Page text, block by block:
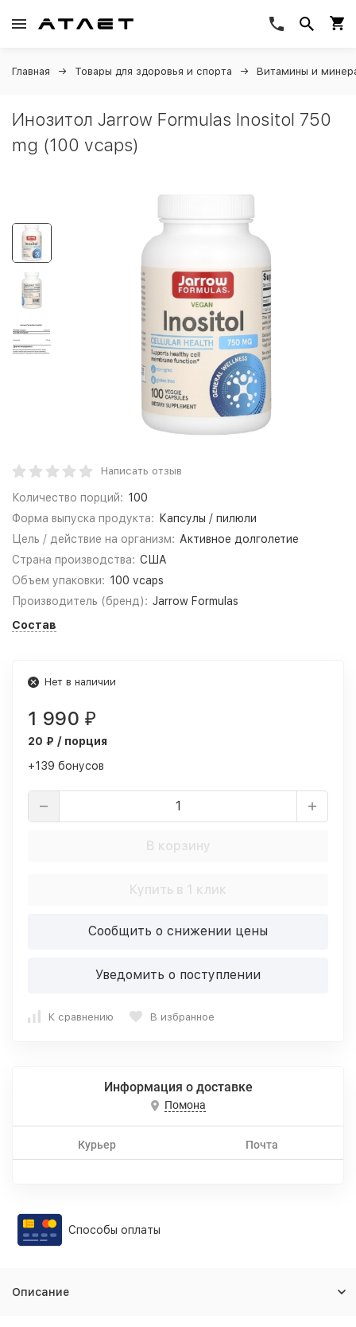
Главная Товары для здоровья и спорта Витамины и
Инозитол Jarrow Formulas Inositol 750
mg (100 vcaps)
Написать отзыв
Количество порций: 100
Форма выпуска продукта:
Капсулы / пилюли
Цель / действие на организм: Активное долголетие
Страна производства: США
Объем упаковки: 100 vcaps
Производитель (бренд): Jarrow Formulas
Состав
Нет в наличии
1 990 ₽
20 ₽ / порция
+139 бонусов
В корзину
Купить в 1 клик
Сообщить о снижении цены
Уведомить о поступлении
К сравнению В избранное
Информация о доставке
Помона
Курьер Почта
Способы оплаты
Описание